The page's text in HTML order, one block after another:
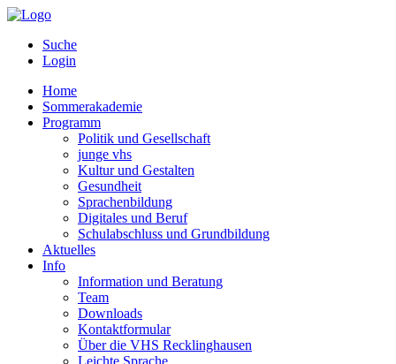
Suche
Login
Home
Sommerakademie
Programm
Politik und Gesellschaft
junge vhs
Kultur und Gestalten
Gesundheit
Sprachenbildung
Digitales und Beruf
Schulabschluss und Grundbildung
Aktuelles
Info
Information und Beratung
Team
Downloads
Kontaktformular
Über die VHS Recklinghausen
Leichte Sprache